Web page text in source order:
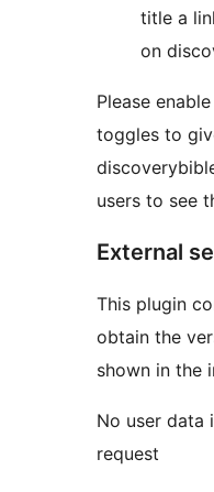
title a
on
Please
toggles to
users to see
External
This plugin
obtain the
shown in the
No user data
request